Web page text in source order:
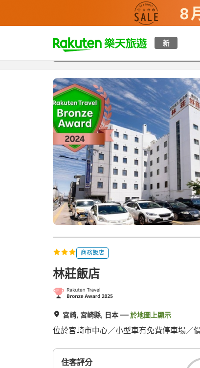
新
t
p
a
g
e
s
e
r
c
h
總覽客房與方案評語設施
商務飯店
林莊飯店
宮崎, 宮崎縣, 日本 於地圖上顯示
位於宮崎市中心／小型車有免費停車場／
住客評分